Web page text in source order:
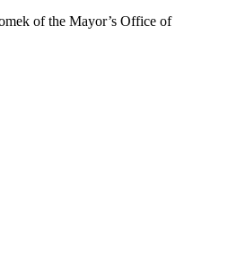
of the Mayor’s Office of